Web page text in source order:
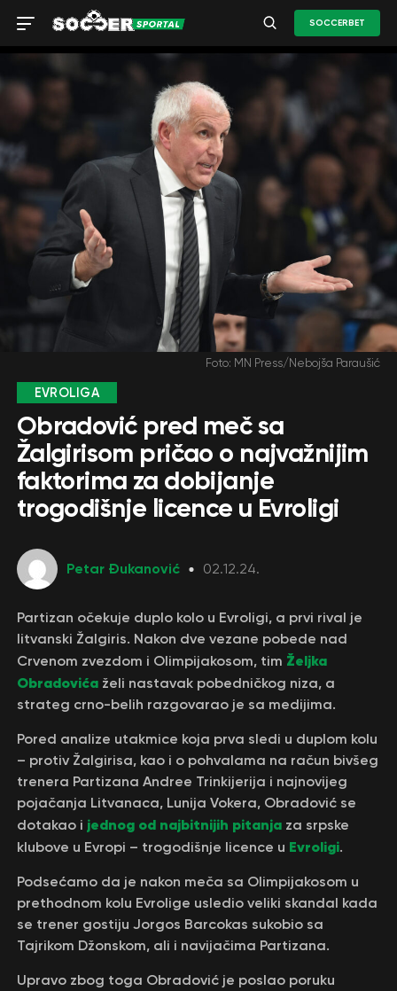
SOCCERBET
Foto: MN Press/Nebojša Paraušić
EVROLIGA
Obradović pred meč sa
Žalgirisom pričao o najvažnijim
faktorima za dobijanje
trogodišnje licence u Evroligi
Petar Đukanović 02.12.24.
Partizan očekuje duplo kolo u Evroligi, a prvi rival je
litvanski Žalgiris. Nakon dve vezane pobede nad
Crvenom zvezdom i Olimpijakosom, tim Željka
Obradovićaželi nastavak pobedničkog niza, a
strateg crno-belih razgovarao je sa medijima.
Pored analize utakmice koja prva sledi u duplom kolu
– protiv Žalgirisa, kao i o pohvalama na račun bivšeg
trenera Partizana Andree Trinkijerija i najnovijeg
pojačanja Litvanaca, Lunija Vokera, Obradović se
dotakao i jednog od najbitnijih pitanjaza srpske
klubove u Evropi – trogodišnje licence u Evroligi.
Podsećamo da je nakon meča sa Olimpijakosom u
prethodnom kolu Evrolige usledio veliki skandal kada
se trener gostiju Jorgos Barcokas sukobio sa
Tajrikom Džonskom, ali i navijačima Partizana.
Upravo zbog toga Obradović je poslao poruku